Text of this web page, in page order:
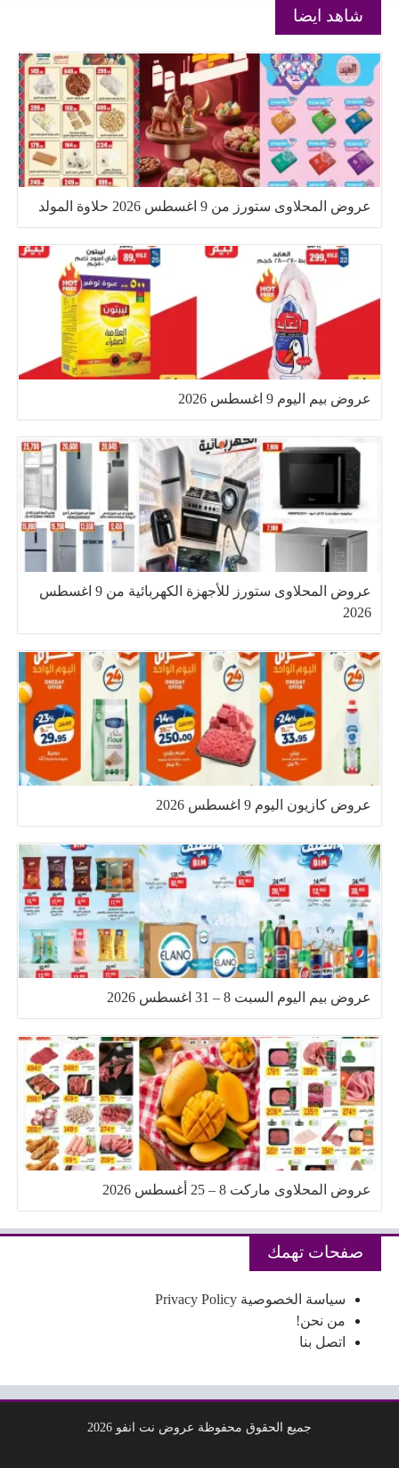
شاهد ايضا
عروض المحلاوى ستورز من 9 اغسطس 2026 حلاوة المولد
عروض بيم اليوم 9 اغسطس 2026
عروض المحلاوى ستورز للأجهزة الكهربائية من 9 اغسطس
2026
عروض كازيون اليوم 9 اغسطس 2026
عروض بيم اليوم السبت 8 – 31 اغسطس 2026
عروض المحلاوى ماركت 8 – 25 أغسطس 2026
صفحات تهمك
سياسة الخصوصية Privacy Policy
من نحن!
اتصل بنا
جميع الحقوق محفوظة عروض نت انفو 2026